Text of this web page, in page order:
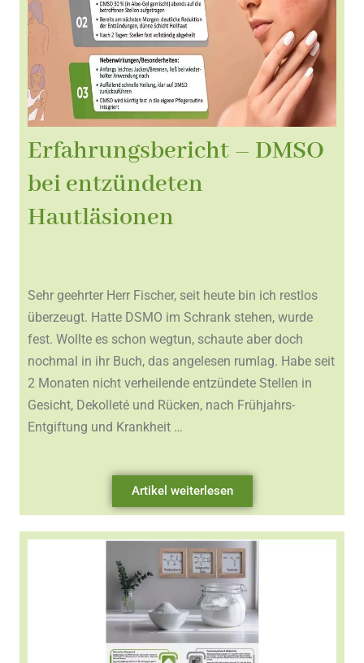
Erfahrungsbericht – DMSO
bei entzündeten
Hautläsionen
Sehr geehrter Herr Fischer, seit heute bin ich restlos
überzeugt. Hatte DSMO im Schrank stehen, wurde
fest. Wollte es schon wegtun, schaute aber doch
nochmal in ihr Buch, das angelesen rumlag. Habe seit
2 Monaten nicht verheilende entzündete Stellen in
Gesicht, Dekolleté und Rücken, nach Frühjahrs-
Entgiftung und Krankheit …
Artikel weiterlesen